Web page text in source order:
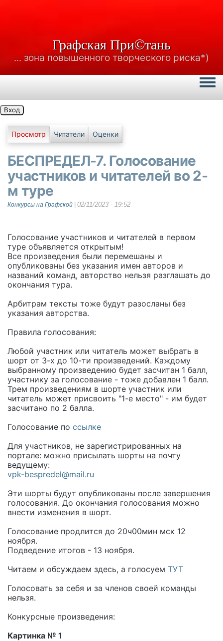
Графская При©тань
... зона повышенного творческого риска*)
Вход
Главные вкладки
Просмотр Читатели Оценки
БЕСПРЕДЕЛ-7. Голосование
участников и читателей во 2-
м туре
Конкурсы на Графской 02/11/2023 - 19:52
Голосование участников и читателей в первом
туре объявляется открытым!
Все произведения были перемешаны и
опубликованы без указания имен авторов и
названий команд, авторство нельзя разглашать до
окончания тура.
Арбитрам тексты тоже будут разосланы без
указания авторства.
Правила голосования:
Любой участник или читатель может выбрать в
шорт от 3-х до 10-ти произведений. Каждому
выбранному произведению будет засчитан 1 балл,
участнику за голосование - тоже добавлен 1 балл.
Трем произведениям в шорте участник или
читатель может присвоить "1-е место" - им будет
засчитано по 2 балла.
Голосование по ссылке
Для участников, не зарегистрированных на
портале: можно присылать шорты на почту
ведущему:
vpk-bespredel@mail.ru
Эти шорты будут опубликованы после завершения
голосования. До окончания голосования можно
внести изменения в шорт.
Голосование продлится до 20ч00мин мск 12
ноября.
Подведение итогов - 13 ноября.
Читаем и обсуждаем здесь, а голосуем ТУТ
Голосовать за себя и за членов своей команды
нельзя.
Конкурсные произведения:
Картинка № 1